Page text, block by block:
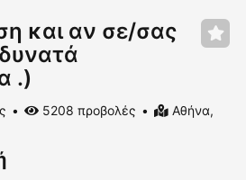
και αν σε/σας
.)
5208 προβολές
Αθήνα,